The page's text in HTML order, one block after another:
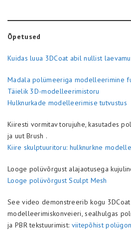
Õpetused
Kuidas luua 3DCoat abil nullist
Madala polümeeriga modelleerimine
Täielik 3D-modelleerimistoru
Hulknurkade modelleerimise tutvustus
Kiiresti vormitav torujuhe, kasutades
ja uut Brush .
Kiire skulptuuritoru: hulknurkne
Looge polüvõrgust alajaotusega
Looge polüvõrgust Sculpt Mesh
See video demonstreerib kogu
modelleerimiskonveieri, sealhulgas
ja PBR tekstuurimist: viitepõhist